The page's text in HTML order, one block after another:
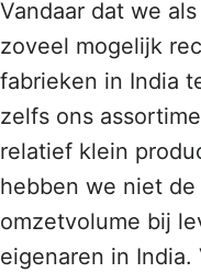
Vandaar dat we
zoveel mogelijk
fabrieken in India
zelfs ons
relatief klein
hebben we niet
omzetvolume bij
eigenaren in